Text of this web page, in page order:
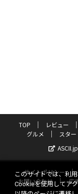
TOP レビュー
グルメ
スタ
ASCII.jp
サイトポリシー
お問い合わせ
広
このサイトでは、利
Cookieを使用してア